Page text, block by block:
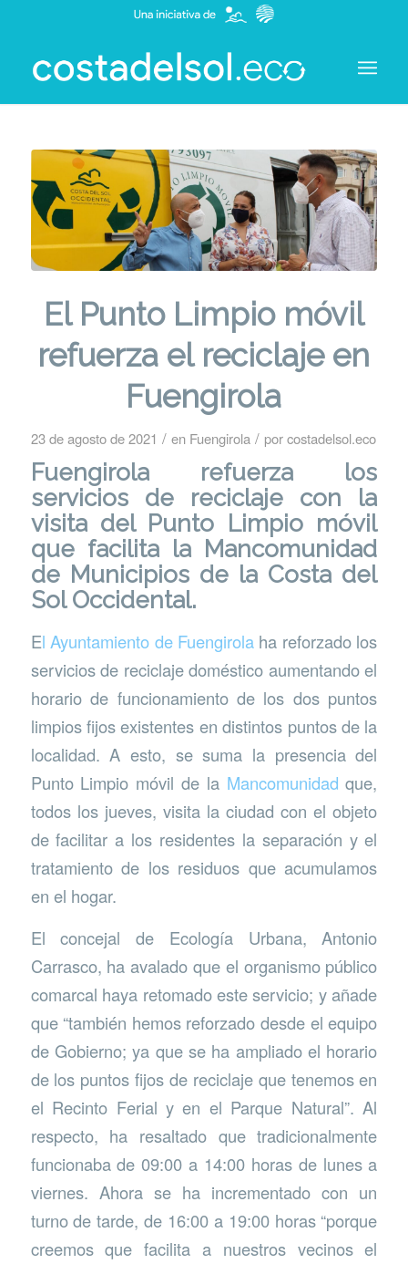
El Punto Limpio móvil
refuerza el reciclaje en
Fuengirola
23 de agosto de 2021 / en Fuengirola / porcostadelsol.eco
Fuengirola refuerza los
servicios de reciclaje con la
visita del Punto Limpio móvil
que facilita la Mancomunidad
de Municipios de la Costa del
Sol Occidental.
El Ayuntamiento de Fuengirola ha reforzado los
servicios de reciclaje doméstico aumentando el
horario de funcionamiento de los dos puntos
limpios fijos existentes en distintos puntos de la
localidad. A esto, se suma la presencia del
Punto Limpio móvil de la Mancomunidad que,
todos los jueves, visita la ciudad con el objeto
de facilitar a los residentes la separación y el
tratamiento de los residuos que acumulamos
en el hogar.
El concejal de Ecología Urbana, Antonio
Carrasco, ha avalado que el organismo público
comarcal haya retomado este servicio; y añade
que “también hemos reforzado desde el equipo
de Gobierno; ya que se ha ampliado el horario
de los puntos fijos de reciclaje que tenemos en
el Recinto Ferial y en el Parque Natural”. Al
respecto, ha resaltado que tradicionalmente
funcionaba de 09:00 a 14:00 horas de lunes a
viernes. Ahora se ha incrementado con un
turno de tarde, de 16:00 a 19:00 horas “porque
creemos que facilita a nuestros vecinos el